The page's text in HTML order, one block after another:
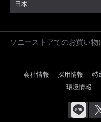
日本
ソニーストアでのお買い物
会社情報 採用情報 特
環境情報